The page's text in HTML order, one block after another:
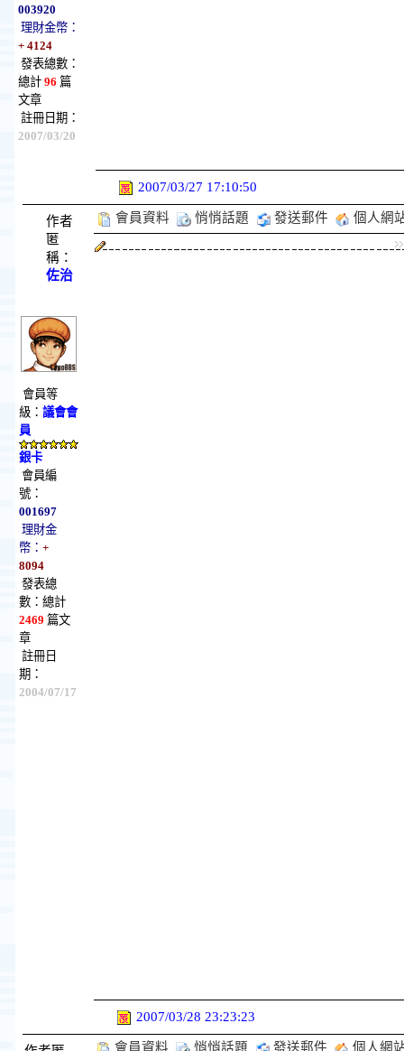
003920
理財金幣：
+ 4124
發表總數：
總計 96 篇
文章
註冊日期：
2007/03/20
2007/03/27 17:10:50
作者
匿
稱：
佐治
會員等
級： 議會會
員
銀卡
會員編
號：
001697
理財金
幣： +
8094
發表總
數：總計
2469 篇文
章
註冊日
期：
2004/07/17
會員資料 悄悄話題 發送郵件 個人網
2007/03/28 23:23:23
會員資料 悄悄話題 發送郵件 個人網